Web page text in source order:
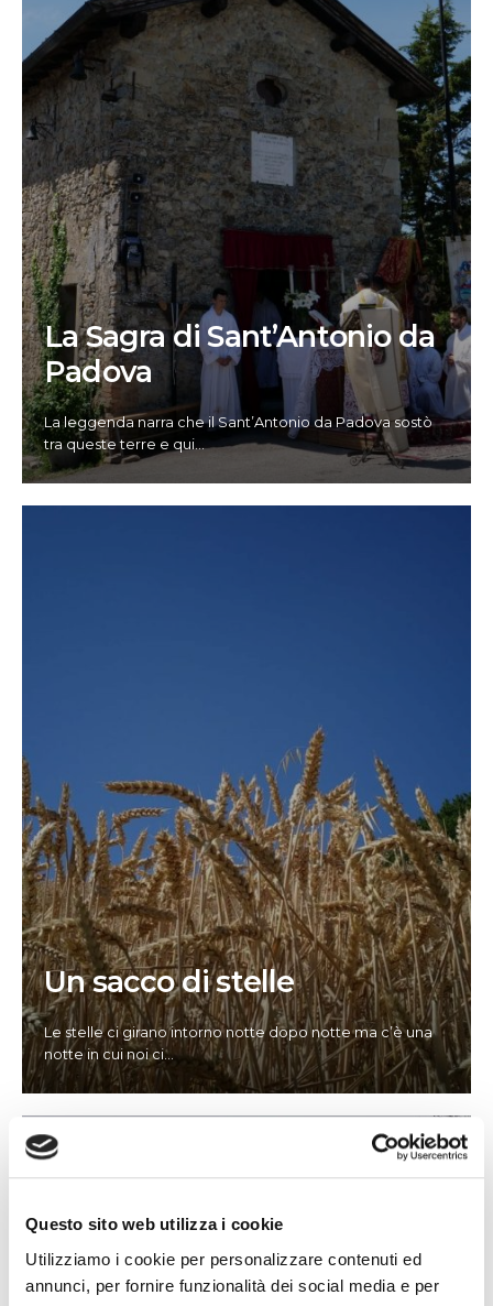
Questo sito web utilizza i cookie
Utilizziamo i cookie per personalizzare contenuti ed
annunci, per fornire funzionalità dei social media e per
La Sagra di Sant’Antonio da
Padova
La leggenda narra che il Sant’Antonio da Padova sostò
tra queste terre e qui...
Un sacco di stelle
Le stelle ci girano intorno notte dopo notte ma c’è una
notte in cui noi ci...